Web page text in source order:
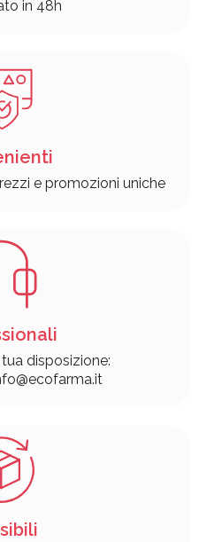
in 48h
e promozioni uniche
disposizione: